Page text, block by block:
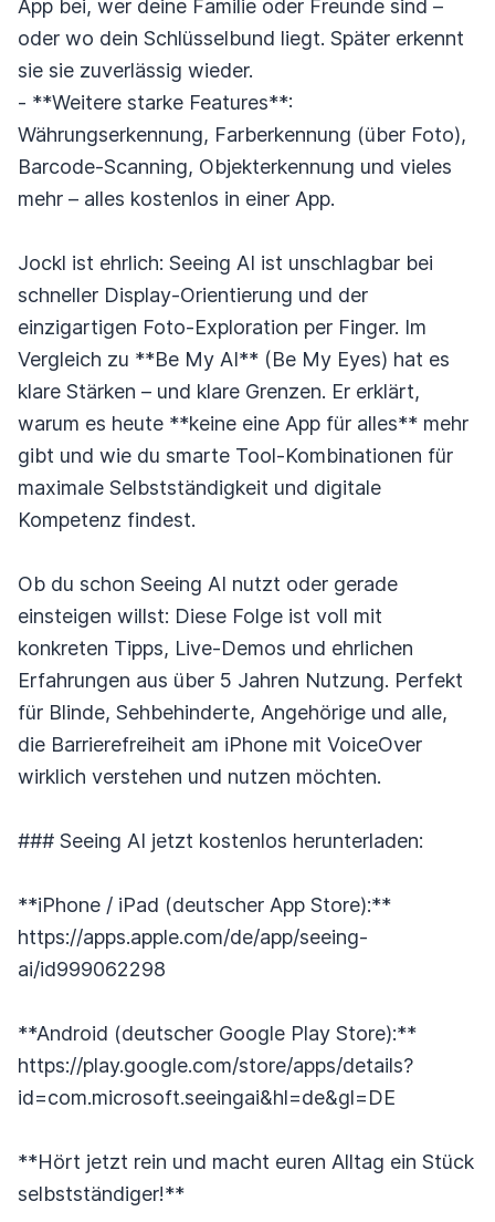
App bei, wer deine Familie oder Freunde sind –
oder wo dein Schlüsselbund liegt. Später erkennt
sie sie zuverlässig wieder.
- **Weitere starke Features**:
Währungserkennung, Farberkennung (über Foto),
Barcode-Scanning, Objekterkennung und vieles
mehr – alles kostenlos in einer App.
Jockl ist ehrlich: Seeing AI ist unschlagbar bei
schneller Display-Orientierung und der
einzigartigen Foto-Exploration per Finger. Im
Vergleich zu **Be My AI** (Be My Eyes) hat es
klare Stärken – und klare Grenzen. Er erklärt,
warum es heute **keine eine App für alles** mehr
gibt und wie du smarte Tool-Kombinationen für
maximale Selbstständigkeit und digitale
Kompetenz findest.
Ob du schon Seeing AI nutzt oder gerade
einsteigen willst: Diese Folge ist voll mit
konkreten Tipps, Live-Demos und ehrlichen
Erfahrungen aus über 5 Jahren Nutzung. Perfekt
für Blinde, Sehbehinderte, Angehörige und alle,
die Barrierefreiheit am iPhone mit VoiceOver
wirklich verstehen und nutzen möchten.
### Seeing AI jetzt kostenlos herunterladen:
**iPhone / iPad (deutscher App Store):**
https://apps.apple.com/de/app/seeing-
ai/id999062298
**Android (deutscher Google Play Store):**
https://play.google.com/store/apps/details?
id=com.microsoft.seeingai&hl=de&gl=DE
**Hört jetzt rein und macht euren Alltag ein Stück
selbstständiger!**